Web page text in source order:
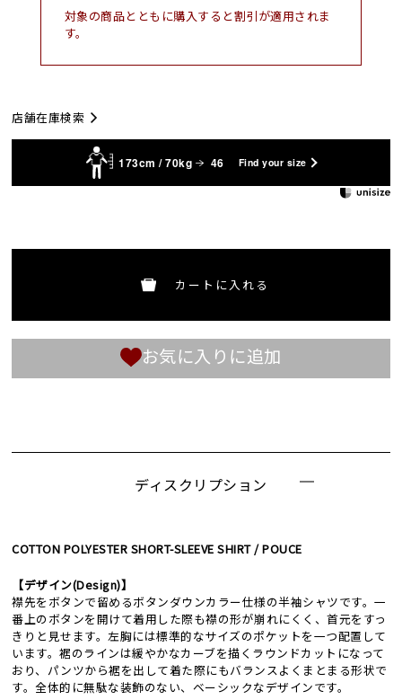
対象の商品とともに購入すると割引が適用されま
す。
店舗在庫検索
173cm / 70kg 46 Find your size
カートに入れる
お気に入りに追加
ディスクリプション
COTTON POLYESTER SHORT-SLEEVE SHIRT / POUCE
【デザイン(Design)】
襟先をボタンで留めるボタンダウンカラー仕様の半袖シャツです。一
番上のボタンを開けて着用した際も襟の形が崩れにくく、首元をすっ
きりと見せます。左胸には標準的なサイズのポケットを一つ配置して
います。裾のラインは緩やかなカーブを描くラウンドカットになって
おり、パンツから裾を出して着た際にもバランスよくまとまる形状で
す。全体的に無駄な装飾のない、ベーシックなデザインです。